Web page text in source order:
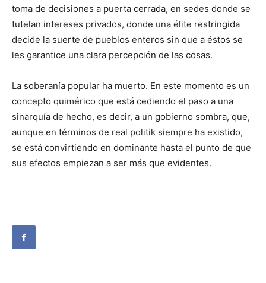
toma de decisiones a puerta cerrada, en sedes donde se
tutelan intereses privados, donde una élite restringida
decide la suerte de pueblos enteros sin que a éstos se
les garantice una clara percepción de las cosas.
La soberanía popular ha muerto. En este momento es un
concepto quimérico que está cediendo el paso a una
sinarquía de hecho, es decir, a un gobierno sombra, que,
aunque en términos de real politik siempre ha existido,
se está convirtiendo en dominante hasta el punto de que
sus efectos empiezan a ser más que evidentes.